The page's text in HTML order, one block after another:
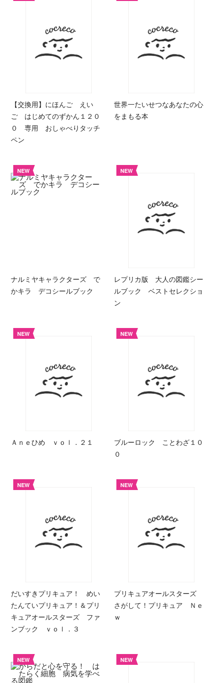
【交換用】にほんご えい
ご はじめてのずかん１２０
０ 専用 おしゃべりタッチ
ペン
世界一たいせつなあなたの心
をまもる本
NEW
ナルミヤキャラクターズ で
かキラ デコシールブック
NEW
レプリカ版 大人の図鑑シー
ルブック ベストセレクショ
ン
NEW
Ａｎｅひめ ｖｏｌ．２１
NEW
ブルーロック ことわざ１０
０
NEW
だいすきプリキュア！ めい
たんていプリキュア！＆プリ
キュアオールスターズ ファ
ンブック ｖｏｌ．３
NEW
プリキュアオールスターズ
さがして！プリキュア Ｎｅ
ｗ
NEW NEW